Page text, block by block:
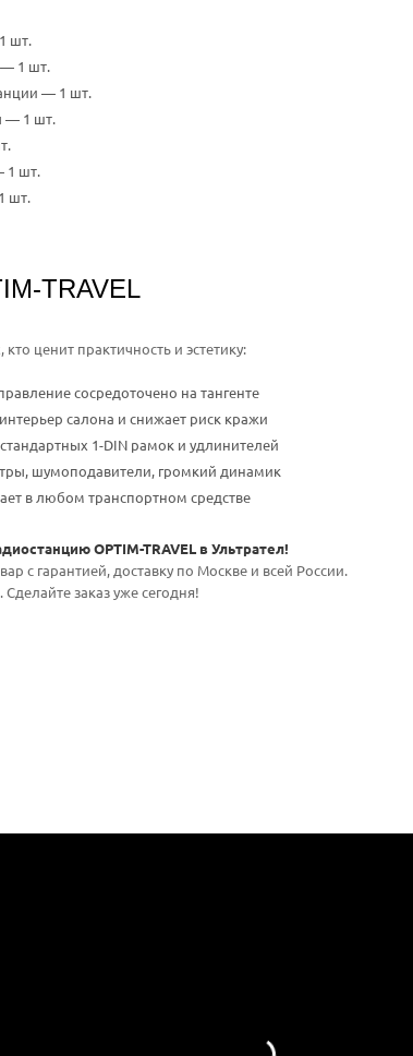
шт.
— 1 шт.
— 1 шт.
— 1 шт.
1 шт.
шт.
TRAVEL
ценит практичность и эстетику:
сосредоточено на тангенте
салона и снижает риск кражи
1-DIN рамок и удлинителей
шумоподавители, громкий динамик
в любом транспортном средстве
OPTIM-TRAVEL в Ультрател!
с гарантией, доставку по Москве и всей России.
заказ уже сегодня!